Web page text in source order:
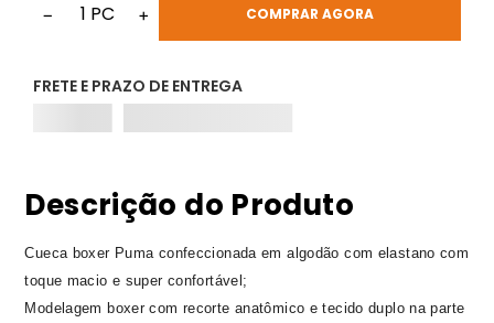
− 1 PC + COMPRAR AGORA
FRETE E PRAZO DE ENTREGA
Descrição do Produto
Cueca boxer Puma confeccionada em algodão com elastano com
toque macio e super confortável;
Modelagem boxer com recorte anatômico e tecido duplo na parte